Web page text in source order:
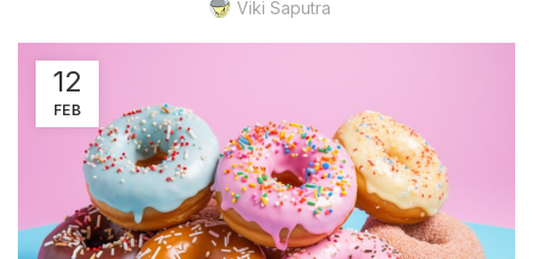
Viki Saputra
12
FEB